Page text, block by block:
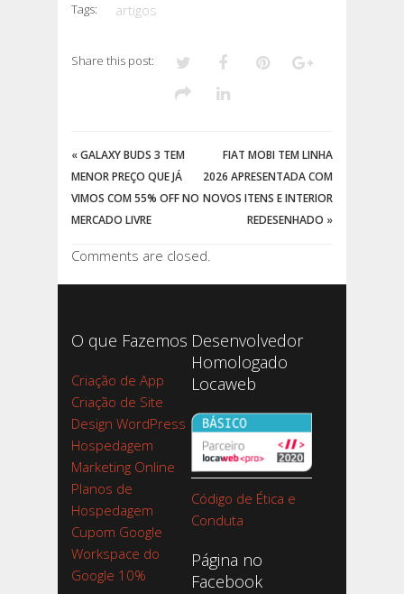
Tags: artigos
Share this post:
«GALAXY BUDS 3 TEM
MENOR PREÇO QUE JÁ
VIMOS COM 55% OFF NO
MERCADO LIVRE
FIAT MOBI TEM LINHA
2026 APRESENTADA COM
NOVOS ITENS E INTERIOR
REDESENHADO »
Comments are closed.
O que Fazemos
Criação de App
Criação de Site
Design WordPress
Hospedagem
Marketing Online
Planos de
Hospedagem
Cupom Google
Workspace do
Google 10%
Desenvolvedor
Homologado
Locaweb
Código de Ética e
Conduta
Página no
Facebook